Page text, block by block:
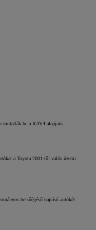
mutatták be a RAV4 alapjain.
a Toyota 2001-től valós üzemi
belsőégésű hajtású autókét